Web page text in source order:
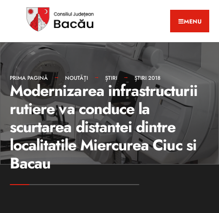
MENU
PRIMA PAGINĂ NOUTĂȚI ȘTIRI ȘTIRI 2018
Modernizarea infrastructurii
rutiere va conduce la
scurtarea distantei dintre
localitatile Miercurea Ciuc si
Bacau